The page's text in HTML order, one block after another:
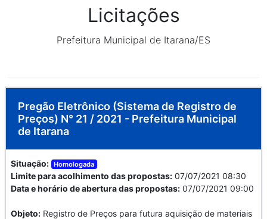
Licitações
Prefeitura Municipal de Itarana/ES
Pregão Eletrônico (Sistema de Registro de
Preços) N° 21 / 2021 - Prefeitura Municipal
de Itarana
Situação: Homologada
Limite para acolhimento das propostas: 07/07/2021 08:30
Data e horário de abertura das propostas: 07/07/2021 09:00
Objeto: Registro de Preços para futura aquisição de materiais